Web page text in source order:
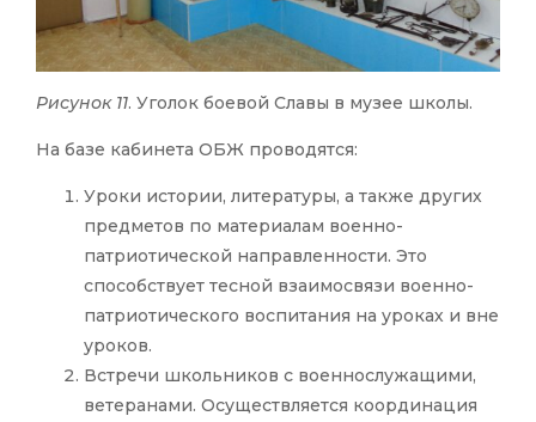
Рисунок 11. Уголок боевой Славы в музее школы.
На базе кабинета ОБЖ проводятся:
Уроки истории, литературы, а также других
предметов по материалам военно-
патриотической направленности. Это
способствует тесной взаимосвязи военно-
патриотического воспитания на уроках и вне
уроков.
Встречи школьников с военнослужащими,
ветеранами. Осуществляется координация